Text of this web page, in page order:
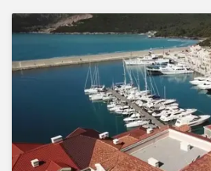
FIRST is een gerenommeerd
wortels in zowel Nederland als
Directeur Guido van
sinds zijn geboorte kent en er
aangewezen persoon om voor
particulieren, die een (tweede)
Zwitserland willen kopen, de
zorgvuldig in kaart te brengen
begeleiden. Inmiddels is FIRST
het aankopen van vastgoed in